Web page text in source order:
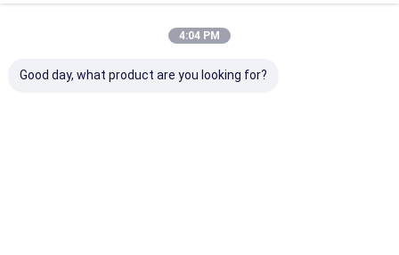
4:04 PM
Good day, what product are you looking for?